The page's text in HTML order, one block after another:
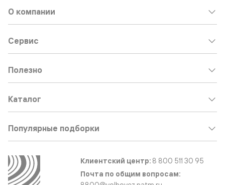
О компании
Сервис
Полезно
Каталог
Популярные подборки
Клиентский центр: 8 800 511 30 95
Почта по общим вопросам: